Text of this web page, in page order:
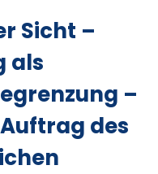
Sicht –
als
–
des